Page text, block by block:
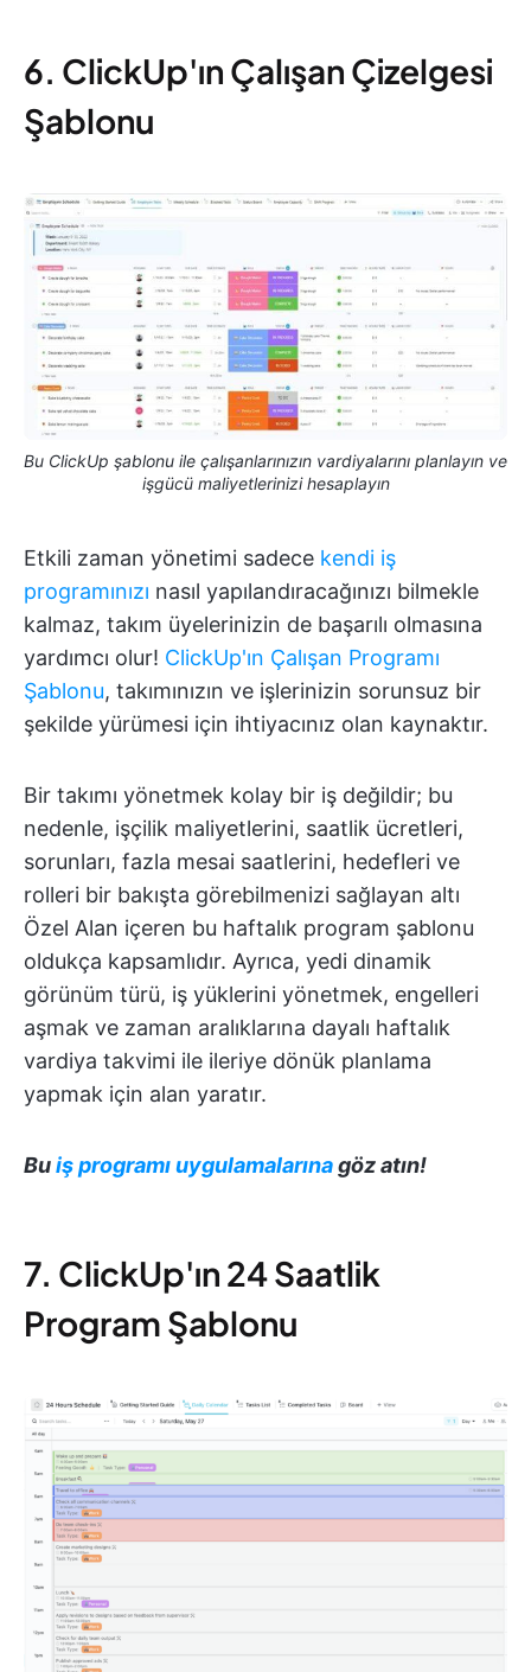
6. ClickUp'ın Çalışan Çizelgesi
Şablonu
Bu ClickUp şablonu ile çalışanlarınızın vardiyalarını planlayın ve
işgücü maliyetlerinizi hesaplayın
Etkili zaman yönetimi sadece kendi iş
programınızı nasıl yapılandıracağınızı bilmekle
kalmaz, takım üyelerinizin de başarılı olmasına
yardımcı olur! ClickUp'ın Çalışan Programı
Şablonu, takımınızın ve işlerinizin sorunsuz bir
şekilde yürümesi için ihtiyacınız olan kaynaktır.
Bir takımı yönetmek kolay bir iş değildir; bu
nedenle, işçilik maliyetlerini, saatlik ücretleri,
sorunları, fazla mesai saatlerini, hedefleri ve
rolleri bir bakışta görebilmenizi sağlayan altı
Özel Alan içeren bu haftalık program şablonu
oldukça kapsamlıdır. Ayrıca, yedi dinamik
görünüm türü, iş yüklerini yönetmek, engelleri
aşmak ve zaman aralıklarına dayalı haftalık
vardiya takvimi ile ileriye dönük planlama
yapmak için alan yaratır.
Buiş programı uygulamalarınagöz atın!
7. ClickUp'ın 24 Saatlik
Program Şablonu